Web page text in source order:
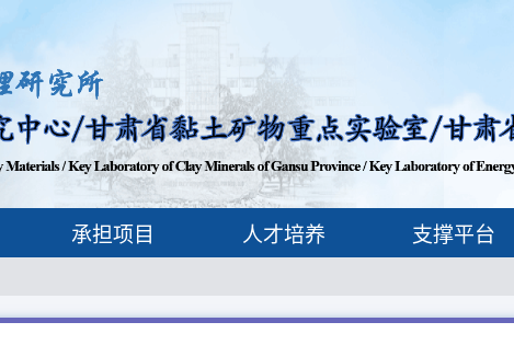
承担项目 人才培养 支撑平台